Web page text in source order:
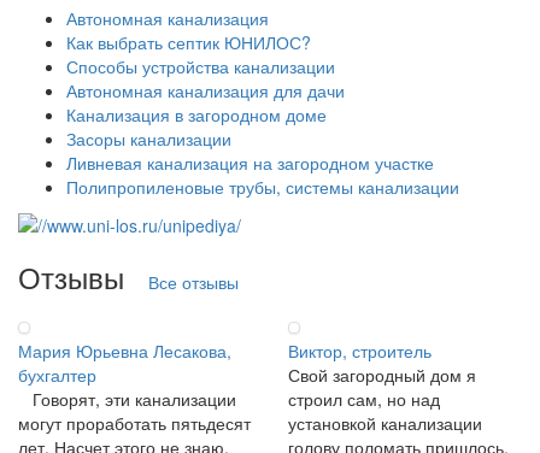
Автономная канализация
Как выбрать септик ЮНИЛОС?
Способы устройства канализации
Автономная канализация для дачи
Канализация в загородном доме
Засоры канализации
Ливневая канализация на загородном участке
Полипропиленовые трубы, системы канализации
Отзывы Все отзывы
Мария Юрьевна Лесакова,
бухгалтер
Говорят, эти канализации
могут проработать пятьдесят
лет. Насчет этого не знаю,
Виктор, строитель
Свой загородный дом я
строил сам, но над
установкой канализации
голову поломать пришлось.